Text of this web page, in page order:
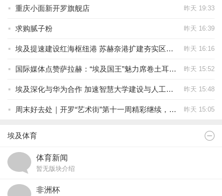
昨天 19:33
重庆小面新开罗旗舰店
昨天 16:39
求购腻子粉
昨天 16:16
埃及提速建设红海枢纽港 苏赫奈港扩建夯实区域物流中心地位
昨天 15:52
国际媒体点赞萨拉赫：“埃及国王”魅力席卷土耳其 全球影响力再获国际认可
昨天 15:48
埃及深化与华为合作 加速智慧大学建设与人工智能人才培养
昨天 15:05
周末好去处｜开罗“艺术街”第十一周精彩继续，邀您一起打卡埃及艺术文化新地标！
埃及体育
体育新闻
暂无版块介绍
非洲杯